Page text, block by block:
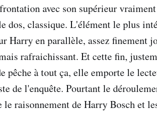
avec son supérieur
dos, classique. L'élément le plus
Harry en parallèle, assez finement
rafraichissant. Et cette fin,
pêche à tout ça, elle emporte le
de l'enquête. Pourtant le
raisonnement de Harry Bosch et